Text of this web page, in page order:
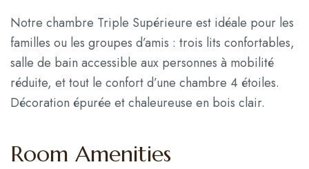
Notre chambre Triple Supérieure est idéale pour les
familles ou les groupes d’amis : trois lits confortables,
salle de bain accessible aux personnes à mobilité
réduite, et tout le confort d’une chambre 4 étoiles.
Décoration épurée et chaleureuse en bois clair.
Room Amenities